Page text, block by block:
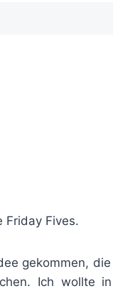
Friday Fives.
gekommen,
Ich wollte